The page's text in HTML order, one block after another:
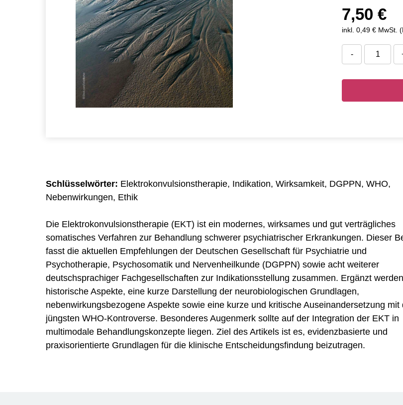
7,50 €
inkl. 0,49 € MwSt.
-
Schlüsselwörter: Elektrokonvulsionstherapie, Indikation, Wirksamkeit, DGPPN, WHO,
Nebenwirkungen, Ethik
Die Elektrokonvulsionstherapie (EKT) ist ein modernes, wirksames und gut verträgliches
somatisches Verfahren zur Behandlung schwerer psychiatrischer Erkrankungen. Dieser
fasst die aktuellen Empfehlungen der Deutschen Gesellschaft für Psychiatrie und
Psychotherapie, Psychosomatik und Nervenheilkunde (DGPPN) sowie acht weiterer
deutschsprachiger Fachgesellschaften zur Indikationsstellung zusammen. Ergänzt werden
historische Aspekte, eine kurze Darstellung der neurobiologischen Grundlagen,
nebenwirkungsbezogene Aspekte sowie eine kurze und kritische Auseinandersetzung mit
jüngsten WHO-Kontroverse. Besonderes Augenmerk sollte auf der Integration der EKT in
multimodale Behandlungskonzepte liegen. Ziel des Artikels ist es, evidenzbasierte und
praxisorientierte Grundlagen für die klinische Entscheidungsfindung beizutragen.